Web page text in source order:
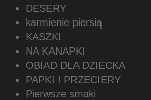
DESERY
karmienie piersią
KASZKI
NA KANAPKI
OBIAD DLA DZIECKA
PAPKI I PRZECIERY
Pierwsze smaki